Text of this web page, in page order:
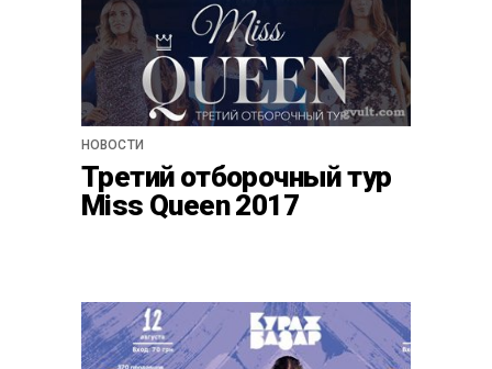
НОВОСТИ
Третий отборочный тур
Miss Queen 2017